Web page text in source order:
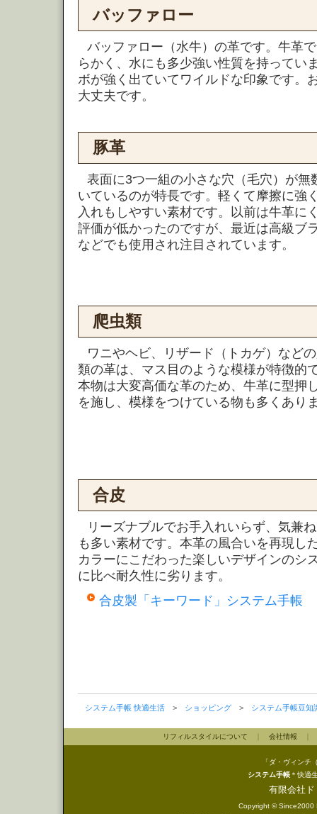
バッファロー
バッファロー（水牛）の革です。牛革
らかく、水にも多少強い性質を持ってい
ボが強く出ていてワイルドな印象です。
大丈夫です。
豚革
表面に3つ一組の小さな穴（毛穴）が無
いているのが特長です。軽くて摩擦に強
入れもしやすい素材です。以前は牛革に
評価が低かったのですが、最近は高級ブ
などでも使用され注目されています。
爬虫類
ワニやヘビ、リザード（トカゲ）など
類の革は、マス目のような模様が特徴的
本物は大変高価な革のため、牛革に型押
を施し、模様をつけている物も多くあり
合皮
リーズナブルでお手入れいらず、気兼
も多い素材です。本革の風合いを再現し
カラーにこだわった楽しいデザインのシ
に比べ耐久性に劣ります。
合皮製「キーワード」システム手帳
システム手帳 快適生活 > ショッピング > システム手帳豆知
リフィルスタイルについて 会社情報
「ダ・ヴィンチ
システム手帳 ＊快適
有限会社
Copyright © Since2000